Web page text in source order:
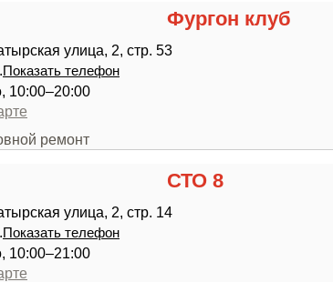
Фургон клуб
улица, 2, стр. 53
Показать телефон
10:00–20:00
ремонт
СТО 8
улица, 2, стр. 14
Показать телефон
10:00–21:00